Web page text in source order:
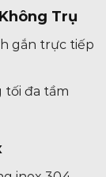
Trụ
gắn trực tiếp
tối đa tầm